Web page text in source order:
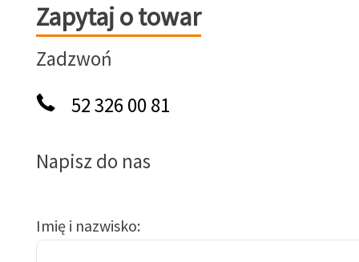
Zapytaj o towar
Zapytaj o towar
Zadzwoń
52 326 00 81
Napisz do nas
Imię i nazwisko